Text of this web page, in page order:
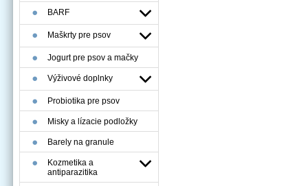
BARF
Maškrty pre psov
Jogurt pre psov a mačky
Výživové doplnky
Probiotika pre psov
Misky a lízacie podložky
Barely na granule
Kozmetika a
antiparazitika